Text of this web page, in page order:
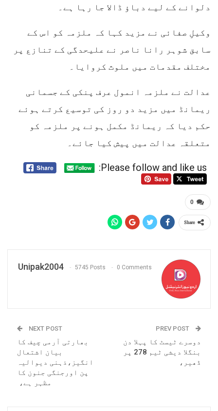
دلوانے کے لیے دباؤ ڈالا جا رہا ہے۔
وکیلِ صفائی نے مزید کہا کہ ملزمہ کو اس کے
سابق شوہر رانا ناصر نے علیحدگی کے تنازع پر
مختلف مقدمات میں ملوث کروایا۔
عدالت نے ملزمہ انمول عرف پنکی کے جسمانی
ریمانڈ میں مزید دو روز کی توسیع کرتے ہوئے
حکم دیا کہ ریمانڈ مکمل ہونے پر ملزمہ کو
متعلقہ عدالت میں پیش کیا جائے۔
Please follow and like us:
0
Share
Unipak2004 5745 Posts 0 Comments
دوسرے ٹیسٹ کا پہلا دن
بنگلا دیشی ٹیم 278 پر
ڈھیر،
NEXT POST
بھارتی آرمی چیف کا
بیان اشتعال
انگیز،ذہنی دیوالیہ
پن اورجنگی جنون کا
مظہر ہے،